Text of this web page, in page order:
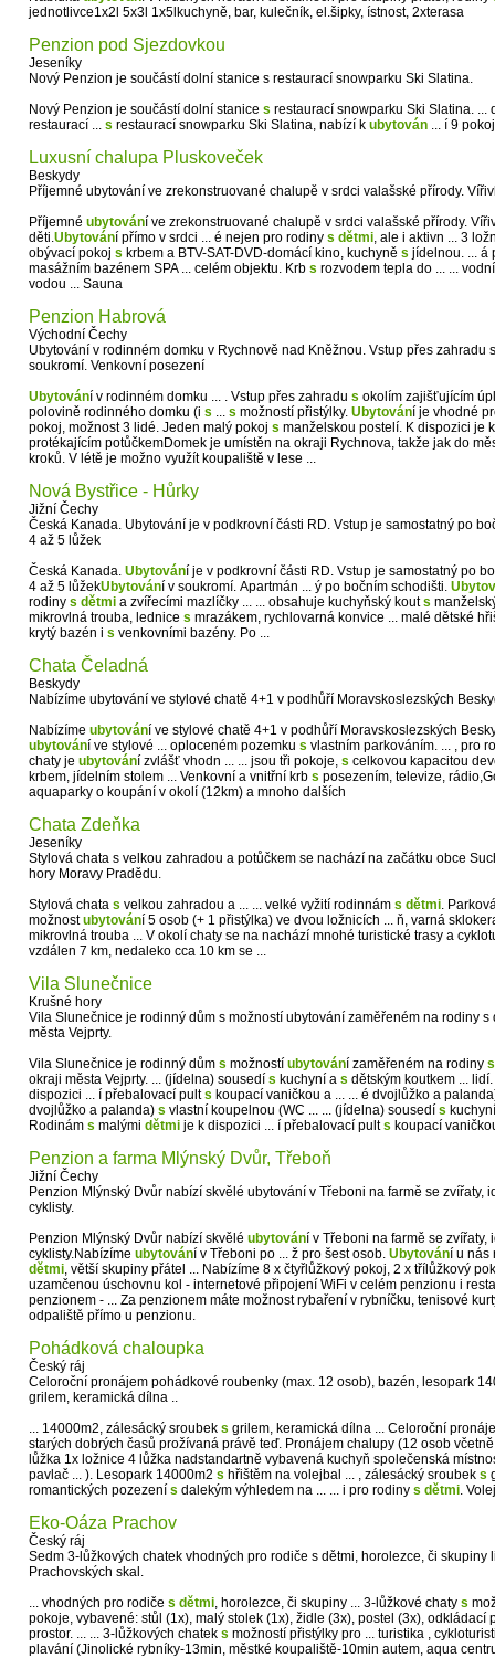
jednotlivce1x2l 5x3l 1x5lkuchyně, bar, kulečník, el.šipky, ístnost, 2xterasa
Penzion pod Sjezdovkou
Jeseníky
Nový Penzion je součástí dolní stanice s restaurací snowparku Ski Slatina.
Nový Penzion je součástí dolní stanice s restaurací snowparku Ski Slatina. ...
restaurací ... s restaurací snowparku Ski Slatina, nabízí k ubytován ... í 9
Luxusní chalupa Pluskoveček
Beskydy
Příjemné ubytování ve zrekonstruované chalupě v srdci valašské přírody.
Příjemné ubytování ve zrekonstruované chalupě v srdci valašské přírody.
děti.Ubytování přímo v srdci ... é nejen pro rodiny s dětmi, ale i aktivn ... 3
obývací pokoj s krbem a BTV-SAT-DVD-domácí kino, kuchyně s jídelnou. ... á
masážním bazénem SPA ... celém objektu. Krb s rozvodem tepla do ... ...
vodou ... Sauna
Penzion Habrová
Východní Čechy
Ubytování v rodinném domku v Rychnově nad Kněžnou. Vstup přes zahradu
soukromí. Venkovní posezení
Ubytování v rodinném domku ... . Vstup přes zahradu s okolím zajišťujícím
polovině rodinného domku (i s ... s možností přistýlky. Ubytování je vhodné
pokoj, možnost 3 lidé. Jeden malý pokoj s manželskou postelí. K dispozici je
protékajícím potůčkemDomek je umístěn na okraji Rychnova, takže jak do
kroků. V létě je možno využít koupaliště v lese ...
Nová Bystřice - Hůrky
Jižní Čechy
Česká Kanada. Ubytování je v podkrovní části RD. Vstup je samostatný po
4 až 5 lůžek
Česká Kanada. Ubytování je v podkrovní části RD. Vstup je samostatný po
4 až 5 lůžekUbytování v soukromí. Apartmán ... ý po bočním schodišti.
rodiny s dětmi a zvířecími mazlíčky ... ... obsahuje kuchyňský kouts
mikrovlná trouba, lednice s mrazákem, rychlovarná konvice ... malé dětské
krytý bazén i s venkovními bazény. Po ...
Chata Čeladná
Beskydy
Nabízíme ubytování ve stylové chatě 4+1 v podhůří Moravskoslezských
Nabízíme ubytování ve stylové chatě 4+1 v podhůří Moravskoslezských
ubytování ve stylové ... oploceném pozemku s vlastním parkováním. ... , pro
chaty je ubytování zvlášť vhodn ... ... jsou tři pokoje, s celkovou kapacitou
krbem, jídelním stolem ... Venkovní a vnitřní krb s posezením, televize,
aquaparky o koupání v okolí (12km) a mnoho dalších
Chata Zdeňka
Jeseníky
Stylová chata s velkou zahradou a potůčkem se nachází na začátku obce
hory Moravy Pradědu.
Stylová chata s velkou zahradou a ... ... velké vyžití rodinnám s dětmi.
možnostubytování 5 osob (+ 1 přistýlka) ve dvou ložnicích ... ň, varná
mikrovlná trouba ... V okolí chaty se na nachází mnohé turistické trasy a
vzdálen 7 km, nedaleko cca 10 km se ...
Vila Slunečnice
Krušné hory
Vila Slunečnice je rodinný dům s možností ubytování zaměřeném na rodiny
města Vejprty.
Vila Slunečnice je rodinný dům s možností ubytování zaměřeném na rodiny s
okraji města Vejprty. ... (jídelna) sousedí s kuchyní a s dětským koutkem ...
dispozici ... í přebalovací pults koupací vaničkou a ... ... é dvojlůžko a
dvojlůžko a palanda) s vlastní koupelnou (WC ... ... (jídelna) sousedí s
Rodinám s malými dětmi je k dispozici ... í přebalovací pults koupací
Penzion a farma Mlýnský Dvůr, Třeboň
Jižní Čechy
Penzion Mlýnský Dvůr nabízí skvělé ubytování v Třeboni na farmě se zvířaty,
cyklisty.
Penzion Mlýnský Dvůr nabízí skvělé ubytování v Třeboni na farmě se
cyklisty.Nabízíme ubytování v Třeboni po ... ž pro šest osob. Ubytování u nás
dětmi, větší skupiny přátel ... Nabízíme 8 x čtyřlůžkový pokoj, 2 x třílůžkový
uzamčenou úschovnu kol - internetové připojení WiFi v celém penzionu i
penzionem - ... Za penzionem máte možnost rybaření v rybníčku, tenisové
odpaliště přímo u penzionu.
Pohádková chaloupka
Český ráj
Celoroční pronájem pohádkové roubenky (max. 12 osob), bazén, lesopark
grilem, keramická dílna ..
... 14000m2, zálesácký sroubek s grilem, keramická dílna ... Celoroční
starých dobrých časů prožívaná právě teď. Pronájem chalupy (12 osob
lůžka 1x ložnice 4 lůžka nadstandartně vybavená kuchyň společenská
pavlač ... ). Lesopark 14000m2 s hřištěm na volejbal ... , zálesácký sroubek s
romantických pozezení s dalekým výhledem na ... ... i pro rodiny s dětmi.
Eko-Oáza Prachov
Český ráj
Sedm 3-lůžkových chatek vhodných pro rodiče s dětmi, horolezce, či
Prachovských skal.
... vhodných pro rodiče s dětmi, horolezce, či skupiny ... 3-lůžkové chaty s
pokoje, vybavené: stůl (1x), malý stolek (1x), židle (3x), postel (3x), odkládací
prostor. ... ... 3-lůžkových chatek s možností přistýlky pro ... turistika ,
plavání (Jinolické rybníky-13min, městké koupaliště-10min autem, aqua